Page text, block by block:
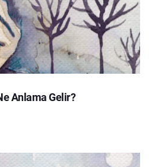
Anlama Gelir?